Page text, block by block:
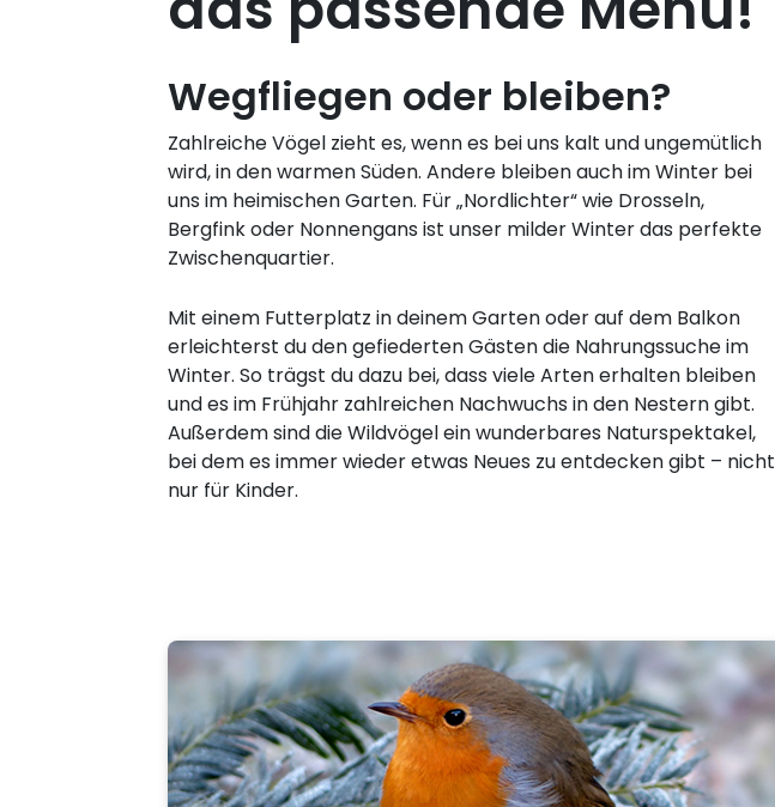
Wegfliegen oder bleiben?
Zahlreiche Vögel zieht es, wenn es bei uns kalt und ungemütlich
wird, in den warmen Süden. Andere bleiben auch im Winter bei
uns im heimischen Garten. Für „Nordlichter“ wie Drosseln,
Bergfink oder Nonnengans ist unser milder Winter das perfekte
Zwischenquartier.
Mit einem Futterplatz in deinem Garten oder auf dem Balkon
erleichterst du den gefiederten Gästen die Nahrungssuche im
Winter. So trägst du dazu bei, dass viele Arten erhalten bleiben
und es im Frühjahr zahlreichen Nachwuchs in den Nestern gibt.
Außerdem sind die Wildvögel ein wunderbares Naturspektakel,
bei dem es immer wieder etwas Neues zu entdecken gibt – nicht
nur für Kinder.